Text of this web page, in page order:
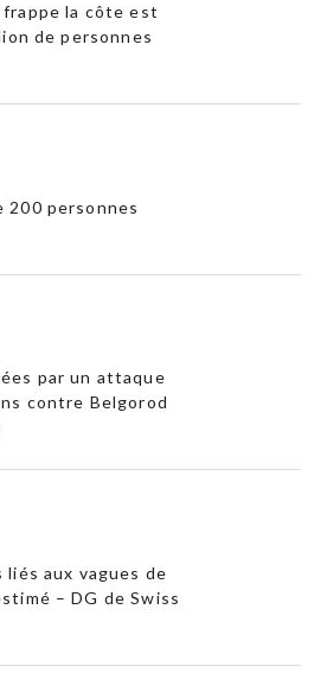
la côte est
de personnes
200 personnes
par un attaque
contre Belgorod
liés aux vagues de
– DG de Swiss